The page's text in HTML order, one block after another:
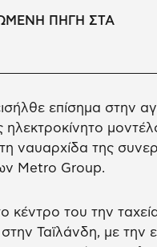
ΠΗΓΗ ΣΤΑ
επίσημα στην
ναυαρχίδα της
Metro Group.
κέντρο του την
Ταϊλάνδη, με την